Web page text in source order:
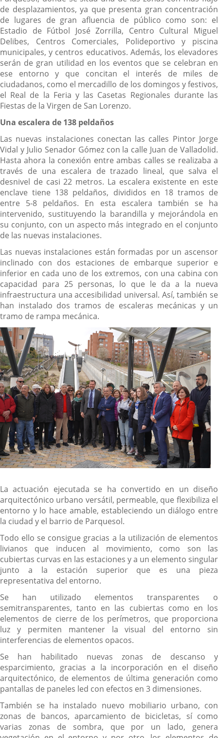
de desplazamientos, ya que presenta gran concentración
de lugares de gran afluencia de público como son: el
Estadio de Fútbol José Zorrilla, Centro Cultural Miguel
Delibes, Centros Comerciales, Polideportivo y piscina
municipales, y centros educativos. Además, los elevadores
serán de gran utilidad en los eventos que se celebran en
ese entorno y que concitan el interés de miles de
ciudadanos, como el mercadillo de los domingos y festivos,
el Real de la Feria y las Casetas Regionales durante las
Fiestas de la Virgen de San Lorenzo.
Una escalera de 138 peldaños
Las nuevas instalaciones conectan las calles Pintor Jorge
Vidal y Julio Senador Gómez con la calle Juan de Valladolid.
Hasta ahora la conexión entre ambas calles se realizaba a
través de una escalera de trazado lineal, que salva el
desnivel de casi 22 metros. La escalera existente en este
enclave tiene 138 peldaños, divididos en 18 tramos de
entre 5-8 peldaños. En esta escalera también se ha
intervenido, sustituyendo la barandilla y mejorándola en
su conjunto, con un aspecto más integrado en el conjunto
de las nuevas instalaciones.
Las nuevas instalaciones están formadas por un ascensor
inclinado con dos estaciones de embarque superior e
inferior en cada uno de los extremos, con una cabina con
capacidad para 25 personas, lo que le da a la nueva
infraestructura una accesibilidad universal. Así, también se
han instalado dos tramos de escaleras mecánicas y un
tramo de rampa mecánica.
La actuación ejecutada se ha convertido en un diseño
arquitectónico urbano versátil, permeable, que flexibiliza el
entorno y lo hace amable, estableciendo un diálogo entre
la ciudad y el barrio de Parquesol.
Todo ello se consigue gracias a la utilización de elementos
livianos que inducen al movimiento, como son las
cubiertas curvas en las estaciones y a un elemento singular
junto a la estación superior que es una pieza
representativa del entorno.
Se han utilizado elementos transparentes o
semitransparentes, tanto en las cubiertas como en los
elementos de cierre de los perímetros, que proporciona
luz y permiten mantener la visual del entorno sin
interferencias de elementos opacos.
Se han habilitado nuevas zonas de descanso y
esparcimiento, gracias a la incorporación en el diseño
arquitectónico, de elementos de última generación como
pantallas de paneles led con efectos en 3 dimensiones.
También se ha instalado nuevo mobiliario urbano, con
zonas de bancos, aparcamiento de bicicletas, sí como
varias zonas de sombra, que por un lado, genera